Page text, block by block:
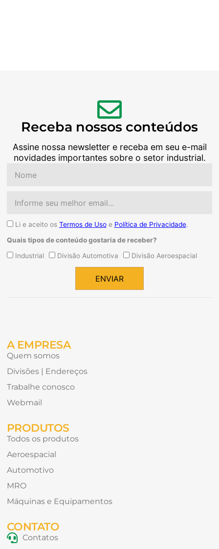
Receba nossos conteúdos
Assine nossa newsletter e receba em seu e-mail
novidades importantes sobre o setor industrial.
AceiteLi e aceito os Termos de Usoe Política de Privacidade.
Quais tipos de conteúdo gostaria de receber?
QuaisIndustrial Divisão Automotiva Divisão Aeroespacial
ENVIAR
A EMPRESA
Quem somos
Divisões | Endereços
Trabalhe conosco
Webmail
PRODUTOS
Todos os produtos
Aeroespacial
Automotivo
MRO
Máquinas e Equipamentos
CONTATO
Contatos